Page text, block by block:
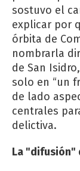
sostuvo el
explicar por
órbita de
nombrarla
de San
solo en “un
de lado
centrales
delictiva.
La "difusión"